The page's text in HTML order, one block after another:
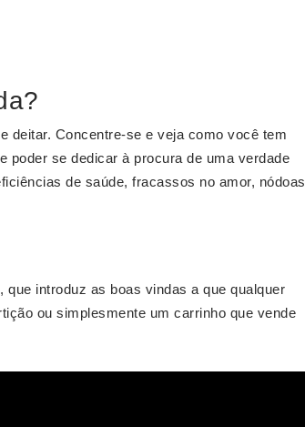
deitar. Concentre-se e veja como você tem
poder se dedicar à procura de uma verdade
de saúde, fracassos no amor, nódoas
que introduz as boas vindas a que qualquer
ou simplesmente um carrinho que vende